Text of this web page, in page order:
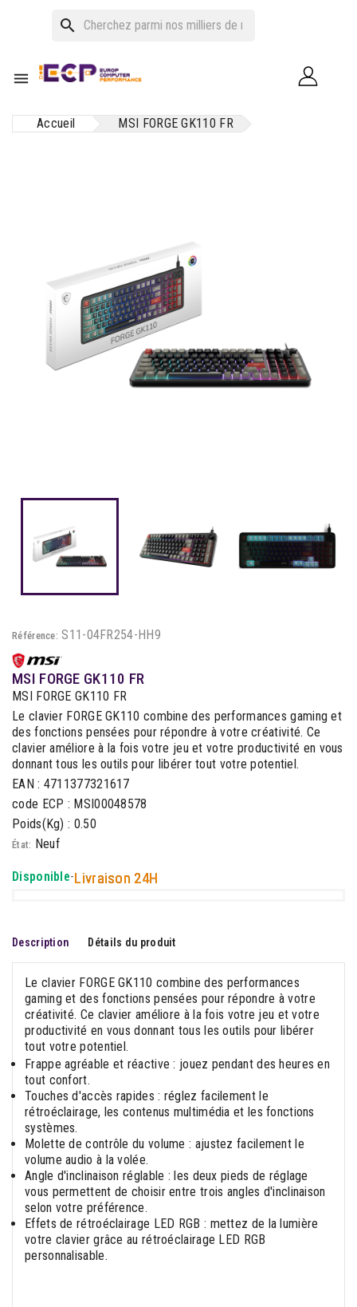
search

Accueil MSI FORGE GK110 FR
Référence: S11-04FR254-HH9
MSI FORGE GK110 FR
MSI FORGE GK110 FR
Le clavier FORGE GK110 combine des performances gaming et
des fonctions pensées pour répondre à votre créativité. Ce
clavier améliore à la fois votre jeu et votre productivité en vous
donnant tous les outils pour libérer tout votre potentiel.
EAN : 4711377321617
code ECP : MSI00048578
Poids(Kg) : 0.50
État: Neuf
Disponible-Livraison 24H
Description Détails du produit
Le clavier FORGE GK110 combine des performances
gaming et des fonctions pensées pour répondre à votre
créativité. Ce clavier améliore à la fois votre jeu et votre
productivité en vous donnant tous les outils pour libérer
tout votre potentiel.
Frappe agréable et réactive : jouez pendant des heures en
tout confort.
Touches d'accès rapides : réglez facilement le
rétroéclairage, les contenus multimédia et les fonctions
systèmes.
Molette de contrôle du volume : ajustez facilement le
volume audio à la volée.
Angle d'inclinaison réglable : les deux pieds de réglage
vous permettent de choisir entre trois angles d'inclinaison
selon votre préférence.
Effets de rétroéclairage LED RGB : mettez de la lumière
votre clavier grâce au rétroéclairage LED RGB
personnalisable.